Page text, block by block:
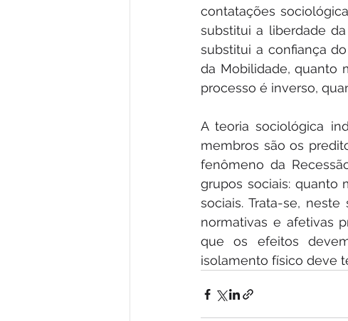
contatações
substitui a liberdade
substitui a confiança
da Mobilidade, quanto
processo é inverso,
A teoria sociológica
membros são os
fenômeno da
grupos sociais: quanto
sociais. Trata-se,
normativas e afetivas
que os efeitos
isolamento físico deve